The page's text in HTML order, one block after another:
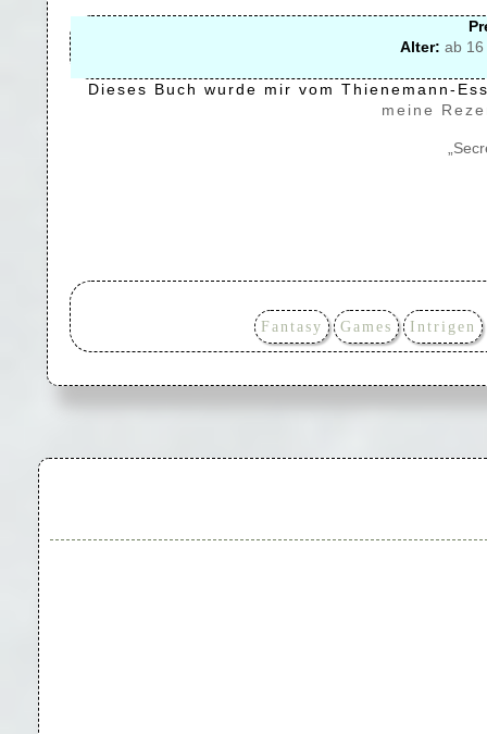
Alter: ab
Dieses Buch wurde mir vom Thienemann-
meine
Fantasy Games Intrigen